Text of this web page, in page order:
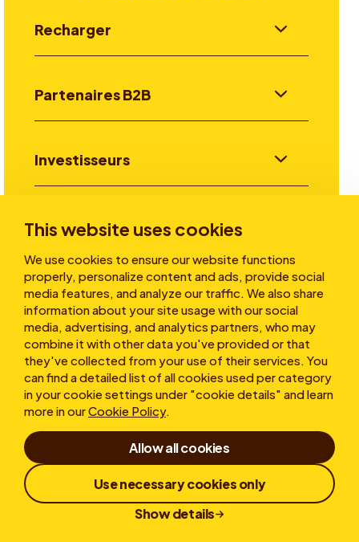
This website uses cookies
We use cookies to ensure our website functions
properly, personalize content and ads, provide social
media features, and analyze our traffic. We also share
information about your site usage with our social
media, advertising, and analytics partners, who may
combine it with other data you've provided or that
they've collected from your use of their services. You
can find a detailed list of all cookies used per category
in your cookie settings under "cookie details" and learn
more in ourCookie Policy.
Allow all cookies
Use necessary cookies only
Show details
Recharger
Partenaires B2B
Investisseurs
Aller plus loin
A propos
Conditions d’utilisation
Déclaration de confidentialité
Politique de protection des lanceurs d'alerte
Responsible Disclosure